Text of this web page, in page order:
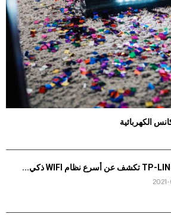
الكهربائية